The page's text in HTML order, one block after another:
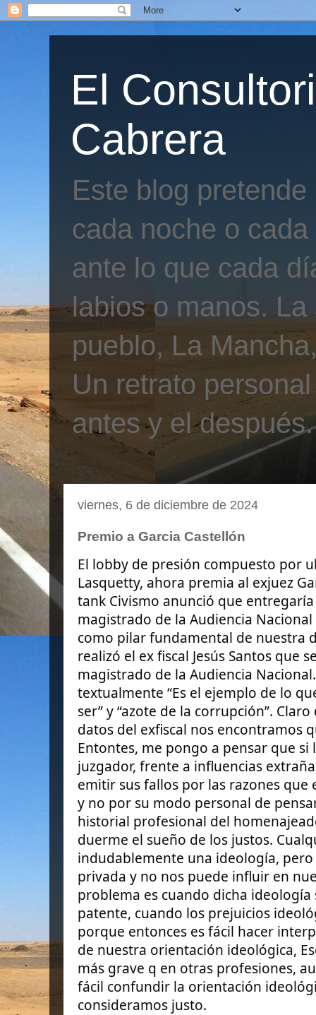
El
Cabrera
Este blog
cada noche o
ante lo que cada
labios o manos.
pueblo, La
Un retrato
antes y el después.
viernes, 6 de diciembre de 2024
Premio a Garcia Castellón
El lobby de presión compuesto por
Lasquetty, ahora premia al exjuez
tank Civismo anunció que
magistrado de la Audiencia
como pilar fundamental de nuestra
realizó el ex fiscal Jesús Santos que
magistrado de la Audiencia
textualmente “Es el ejemplo de lo
ser” y “azote de la corrupción”.
datos del exfiscal nos encontramos
Entontes, me pongo a pensar que
juzgador, frente a influencias
emitir sus fallos por las razones que
y no por su modo personal de
historial profesional del
duerme el sueño de los justos.
indudablemente una ideología,
privada y no nos puede influir en
problema es cuando dicha
patente, cuando los prejuicios
porque entonces es fácil hacer
de nuestra orientación ideológica,
más grave q en otras profesiones,
fácil confundir la orientación
consideramos justo.